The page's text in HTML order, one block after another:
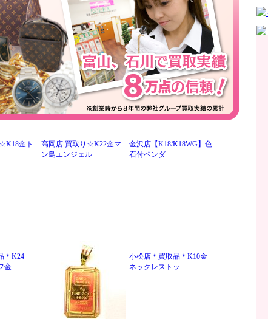
金ト
高岡店 買取り☆K22金マ
ン島エンジェル
金沢店【K18/K18WG】色
石付ペンダ
＊K24
金
小松店＊買取品＊K10金
ネックレストッ